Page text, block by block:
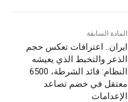
المادة السابقة
ایران.. اعترافات تعكس حجم
الذعر والتخبط الذي يعيشه
النظام: قائد الشرطة، 6500
معتقل في خضم تصاعد
الإعدامات